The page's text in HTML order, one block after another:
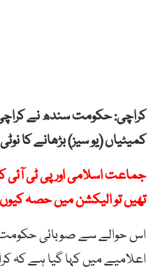
کمیٹیاں (یو سیز) بڑھانے کا
جماعت اسلامی اور پی ٹی آئی
تھیں تو الیکشن میں حصہ کیوں
اس حوالے سے صوبائی